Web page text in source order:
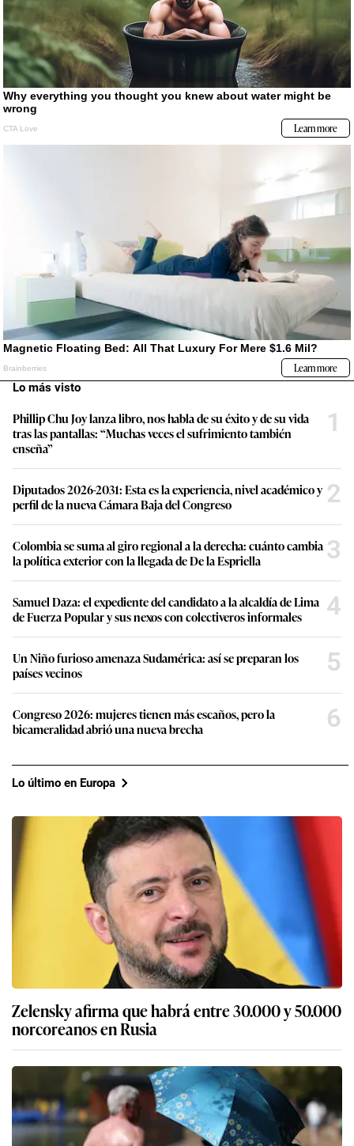
Lo más visto
Phillip Chu Joy lanza libro, nos habla de su éxito y de su vida
tras las pantallas: “Muchas veces el sufrimiento también
enseña”
1
Diputados 2026-2031: Esta es la experiencia, nivel académico y
perfil de la nueva Cámara Baja del Congreso
2
Colombia se suma al giro regional a la derecha: cuánto cambia
la política exterior con la llegada de De la Espriella
3
Samuel Daza: el expediente del candidato a la alcaldía de Lima
de Fuerza Popular y sus nexos con colectiveros informales
4
Un Niño furioso amenaza Sudamérica: así se preparan los
países vecinos
5
Congreso 2026: mujeres tienen más escaños, pero la
bicameralidad abrió una nueva brecha
6
Lo último en Europa
Zelensky afirma que habrá entre 30.000 y 50.000
norcoreanos en Rusia